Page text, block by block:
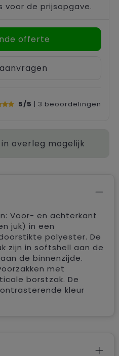
voor de prijsopgave.
offerte
5/5 | 3 beoordelingen
overleg mogelijk
Voor- en achterkant
juk) in een
polyester. De
zijn in softshell aan de
de binnenzijde.
met
borstzak. De
kleur